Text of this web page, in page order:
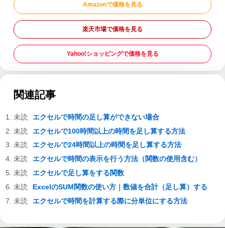
Amazonで価格を見る
楽天市場で価格を見る
Yahoo!ショッピングで価格を見る
関連記事
エクセルで時間の足し算ができない場合
エクセルで100時間以上の時間を足し算する方法
エクセルで24時間以上の時間を足し算する方法
エクセルで時間の表示を行う方法（関数の使用含む）
エクセルで足し算をする関数
ExcelのSUM関数の使い方｜数値を合計（足し算）する
エクセルで時間を計算する際に分単位にする方法